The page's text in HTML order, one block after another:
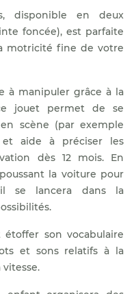
disponible en deux
foncée), est parfaite
motricité fine de votre
à manipuler grâce à la
jouet permet de se
scène (par exemple
aide à préciser les
dès 12 mois. En
la voiture pour
il se lancera dans la
son vocabulaire
et sons relatifs à la
vitesse.